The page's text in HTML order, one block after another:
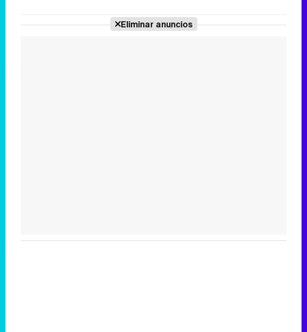
Eliminar anuncios